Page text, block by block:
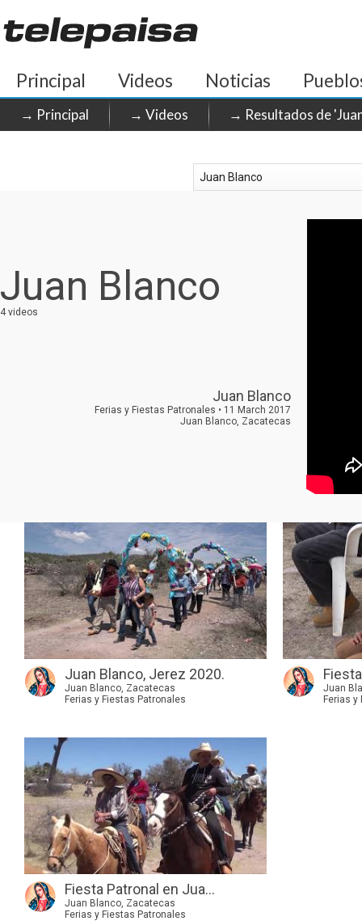
Principal Videos Noticias
→ Principal → Videos → Resultados de
Juan Blanco
4 videos
Juan Blanco
Ferias y Fiestas Patronales • 11 March 2017
Juan Blanco, Zacatecas
Juan Blanco, Jerez 2020.
Juan Blanco, Zacatecas
Ferias y Fiestas Patronales
Juan
Ferias
Fiesta Patronal en Jua...
Juan Blanco, Zacatecas
Ferias y Fiestas Patronales